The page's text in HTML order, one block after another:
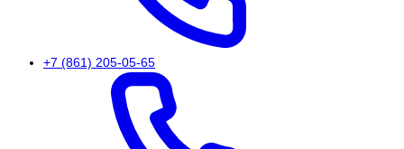
+7 (861) 205-05-65